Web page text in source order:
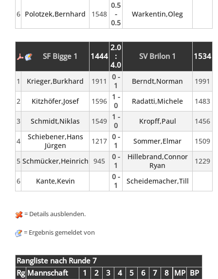
6 Polotzek,Bernhard 1548
0.5
-
0.5
Warkentin,Oleg
SF Bigge 1 1444
2.0
:
4.0
SV Brilon 1 1534
1 Krieger,Burkhard 1911
0 -
1
Berndt,Norman 1991
2 Kitzhöfer,Josef 1596 1 -
0
Radatti,Michele 1483
3 Schmidt,Niklas 1549 1 -
0
Kropff,Paul 1456
4
Schiebener,Hans
Jürgen
1217 0 -
1
Sommer,Elmar 1509
5 Schmücker,Heinrich 945
0 -
1
Hillebrand,Connor
Ryan
1229
6 Kante,Kevin
0 -
1
Scheidemacher,Till
= Details ausblenden.
= Ergebnis gemeldet von
Rangliste nach Runde 7
Rg Mannschaft 1 2 3 4 5 6 7 8 MP BP